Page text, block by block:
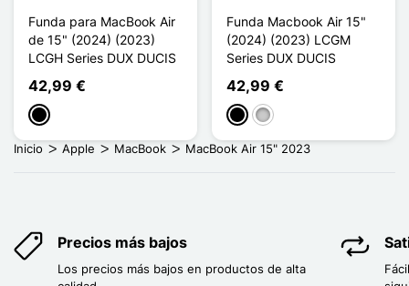
Funda para MacBook Air
de 15" (2024) (2023)
LCGH Series DUX DUCIS
42,99 €
Negro
Funda Macbook Air 15"
(2024) (2023) LCGM
Series DUX DUCIS
42,99 €
NegroTransparente
Inicio Apple MacBook MacBook Air 15" 2023
Precios más bajos
Los precios más bajos en productos de alta